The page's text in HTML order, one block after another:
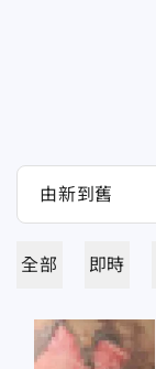
全部 即時